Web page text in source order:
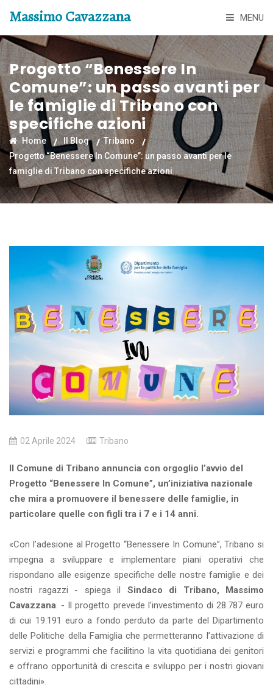
Massimo Cavazzana MENU
Progetto “Benessere In
Comune”: un passo avanti per
le famiglie di Tribano con
specifiche azioni
Home Il Blog
Tribano
Progetto “Benessere In Comune”: un passo avanti per le
famiglie di Tribano con specifiche azioni
02 Aprile 2024 Tribano
Il Comune di Tribano annuncia con orgoglio l’avvio del
Progetto “Benessere In Comune”, un’iniziativa nazionale
che mira a promuovere il benessere delle famiglie, in
particolare quelle con figli tra i 7 e i 14 anni.
«Con l’adesione al Progetto “Benessere In Comune”, Tribano si
impegna a sviluppare e implementare piani operativi che
rispondano alle esigenze specifiche delle nostre famiglie e dei
nostri ragazzi - spiega il Sindaco di Tribano, Massimo
Cavazzana. - Il progetto prevede l’investimento di 28.787 euro
di cui 19.191 euro a fondo perduto da parte del Dipartimento
delle Politiche della Famiglia che permetteranno l’attivazione di
servizi e programmi che facilitino la vita quotidiana dei genitori
e offrano opportunità di crescita e sviluppo per i nostri giovani
cittadini».